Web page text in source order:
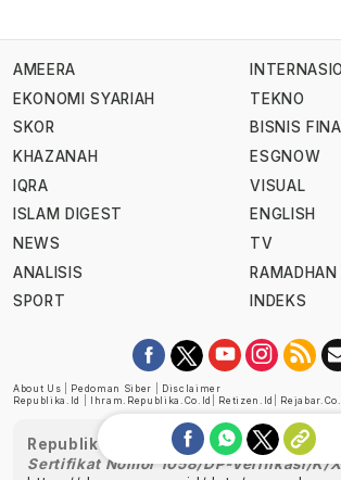
AMEERA
EKONOMI SYARIAH
SKOR
KHAZANAH
IQRA
ISLAM DIGEST
NEWS
ANALISIS
SPORT
TEKNO
BISNIS
ESGNOW
VISUAL
ENGLISH
TV
RAMADHAN
INDEKS
About Us Pedoman Siber
Disclaimer
Republika.id
Ihram.republika.co.id Retizen.id
Republika telah diverifikasi oleh
Sertifikat Nomor 1058/DP-Verifikasi/K/